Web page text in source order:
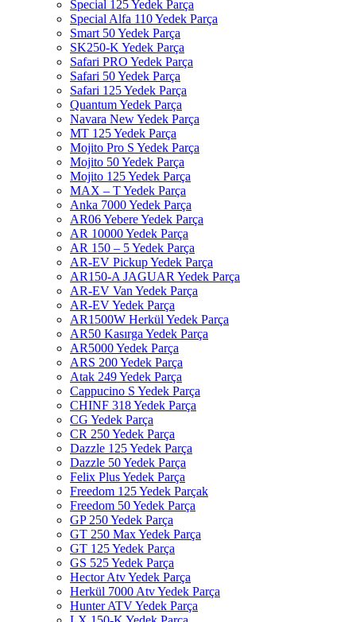
Special 125 Yedek Parça
Special Alfa 110 Yedek Parça
Smart 50 Yedek Parça
SK250-K Yedek Parça
Safari PRO Yedek Parça
Safari 50 Yedek Parça
Safari 125 Yedek Parça
Quantum Yedek Parça
Navara New Yedek Parça
MT 125 Yedek Parça
Mojito Pro S Yedek Parça
Mojito 50 Yedek Parça
Mojito 125 Yedek Parça
MAX – T Yedek Parça
Anka 7000 Yedek Parça
AR06 Yebere Yedek Parça
AR 10000 Yedek Parça
AR 150 – 5 Yedek Parça
AR-EV Pickup Yedek Parça
AR150-A JAGUAR Yedek Parça
AR-EV Van Yedek Parça
AR-EV Yedek Parça
AR1500W Herkül Yedek Parça
AR50 Kasırga Yedek Parça
AR5000 Yedek Parça
ARS 200 Yedek Parça
Atak 249 Yedek Parça
Cappucino S Yedek Parça
CHINF 318 Yedek Parça
CG Yedek Parça
CR 250 Yedek Parça
Dazzle 125 Yedek Parça
Dazzle 50 Yedek Parça
Felix Plus Yedek Parça
Freedom 125 Yedek Parçak
Freedom 50 Yedek Parça
GP 250 Yedek Parça
GT 250 Max Yedek Parça
GT 125 Yedek Parça
GS 525 Yedek Parça
Hector Atv Yedek Parça
Herkül 7000 Atv Yedek Parça
Hunter ATV Yedek Parça